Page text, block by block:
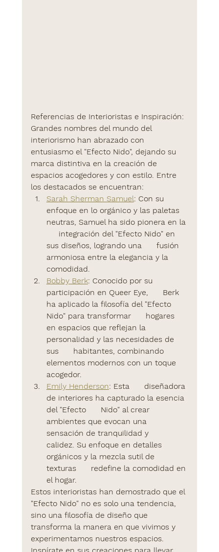
Referencias de Interioristas e Inspiración:
Grandes nombres del mundo del
interiorismo han abrazado con
entusiasmo el "Efecto Nido", dejando su
marca distintiva en la creación de
espacios acogedores y con estilo. Entre
los destacados se encuentran:
Sarah Sherman Samuel: Con su
enfoque en lo orgánico y las paletas
neutras, Samuel ha sido pionera en la
     integración del "Efecto Nido" en
sus diseños, logrando una      fusión
armoniosa entre la elegancia y la
comodidad.
Bobby Berk: Conocido por su
participación en Queer Eye,      Berk
ha aplicado la filosofía del "Efecto
Nido" para transformar      hogares
en espacios que reflejan la
personalidad y las necesidades de
sus      habitantes, combinando
elementos modernos con un toque
acogedor.
Emily Henderson: Esta      diseñadora
de interiores ha capturado la esencia
del "Efecto      Nido" al crear
ambientes que evocan una
sensación de tranquilidad y
calidez. Su enfoque en detalles
orgánicos y la mezcla sutil de
texturas      redefine la comodidad en
el hogar.
Estos interioristas han demostrado que el
"Efecto Nido" no es solo una tendencia,
sino una filosofía de diseño que
transforma la manera en que vivimos y
experimentamos nuestros espacios.